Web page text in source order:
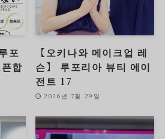
포
합
【오키나와 메이크업 레
슨】 루포리아 뷰티 에이
전트 17
2026년 7월 29일